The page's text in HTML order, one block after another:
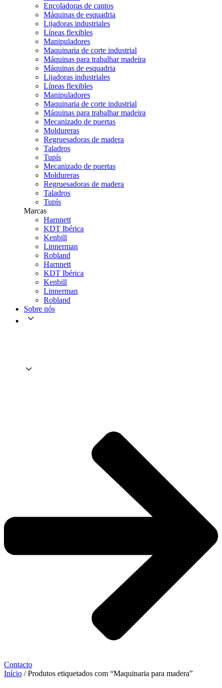
Encoladoras de cantos
Máquinas de esquadria
Lijadoras industriales
Líneas flexibles
Manipuladores
Maquinaria de corte industrial
Máquinas para trabalhar madeira
Máquinas de esquadria
Lijadoras industriales
Líneas flexibles
Manipuladores
Maquinaria de corte industrial
Máquinas para trabalhar madeira
Mecanizado de puertas
Moldureras
Regruesadoras de madera
Taladros
Tupís
Mecanizado de puertas
Moldureras
Regruesadoras de madera
Taladros
Tupís
Marcas
Harnnett
KDT Ibérica
Kenbill
Linnerman
Robland
Harnnett
KDT Ibérica
Kenbill
Linnerman
Robland
Sobre nós
Contacto
Início / Produtos etiquetados com “Maquinaria para madera”